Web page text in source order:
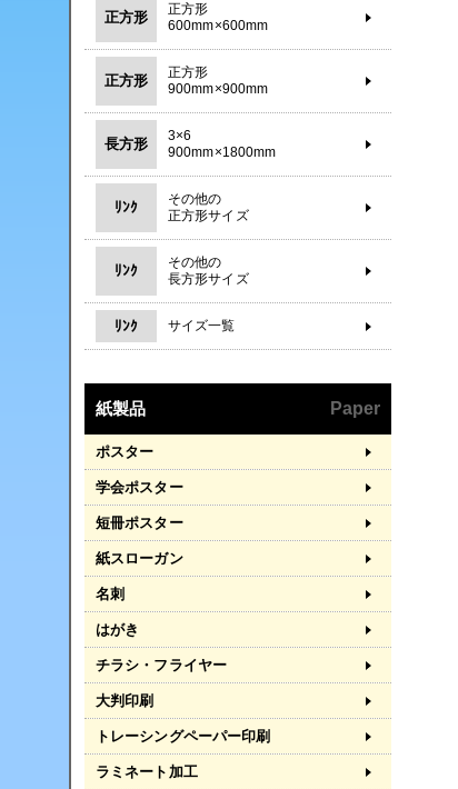
正方形
正方形
600mm×600mm
正方形
正方形
900mm×900mm
長方形
3×6
900mm×1800mm
ﾘﾝｸ
その他の
正方形サイズ
ﾘﾝｸ
その他の
長方形サイズ
ﾘﾝｸ サイズ一覧
紙製品 Paper
ポスター
学会ポスター
短冊ポスター
紙スローガン
名刺
はがき
チラシ・フライヤー
大判印刷
トレーシングペーパー印刷
ラミネート加工